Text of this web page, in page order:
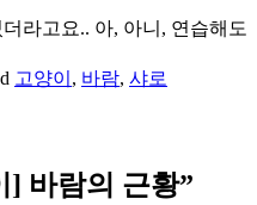
라고요.. 아, 아니, 연습해도
고양이 , 바람, 샤로
] 바람의 근황”